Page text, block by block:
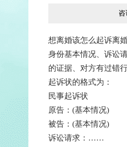
咨
想离婚该怎么起诉离
身份基本情况、诉讼
的证据、对方有过错
起诉状的格式为：
民事起诉状
原告：(基本情况)
被告：(基本情况)
诉讼请求：……